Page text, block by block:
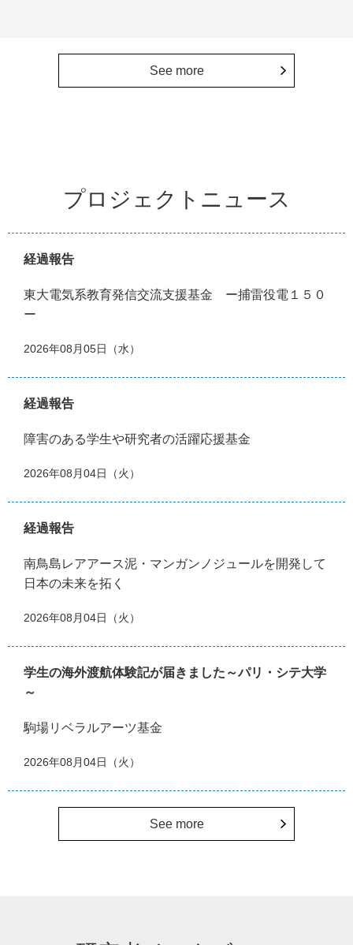
See more
プロジェクトニュース
経過報告
東大電気系教育発信交流支援基金 ー捕雷役電１５０
ー
2026年08月05日（水）
経過報告
障害のある学生や研究者の活躍応援基金
2026年08月04日（火）
経過報告
南鳥島レアアース泥・マンガンノジュールを開発して
日本の未来を拓く
2026年08月04日（火）
学生の海外渡航体験記が届きました～パリ・シテ大学
～
駒場リベラルアーツ基金
2026年08月04日（火）
See more